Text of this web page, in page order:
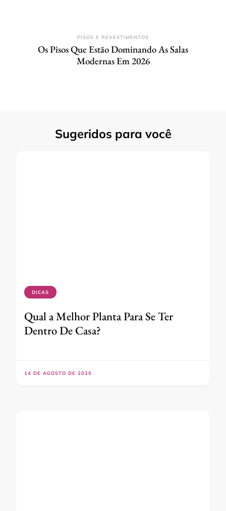
PISOS E REVESTIMENTOS
Os Pisos Que Estão Dominando As Salas
Modernas Em 2026
Sugeridos para você
DICAS
Qual a Melhor Planta Para Se Ter
Dentro De Casa?
14 DE AGOSTO DE 2025